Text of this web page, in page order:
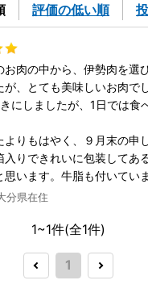
評価の低い順
お肉の中から、伊勢肉を選
、とても美味しいお肉で
にしましたが、1日では食
よりもはやく、９月末の申
入りできれいに包装してあ
います。牛脂も付いてい
分県在住
1~1件(全1件)
1